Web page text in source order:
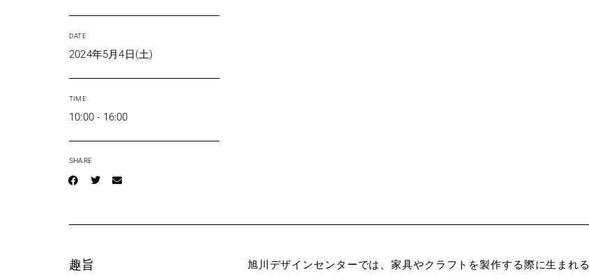
DATE
2024年5月4日(土)
TIME
10:00 - 16:00
SHARE
趣旨
旭川デザインセンターでは、家具やクラフトを製作する際に生まれる